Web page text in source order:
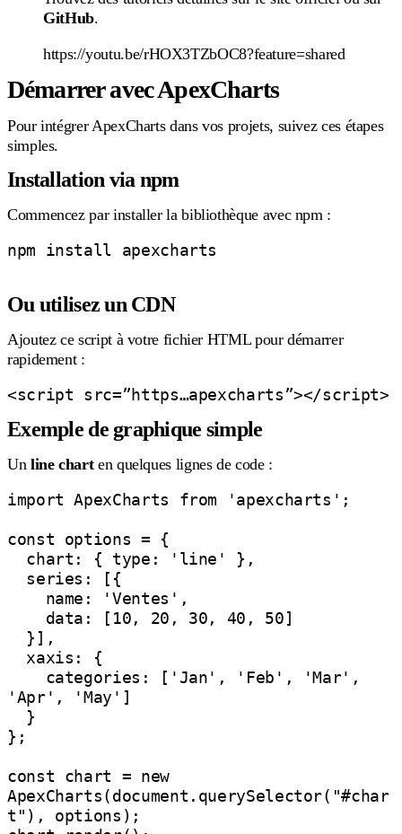
GitHub.
https://youtu.be/rHOX3TZbOC8?feature=shared
Démarrer avec ApexCharts
Pour intégrer ApexCharts dans vos projets, suivez ces étapes
simples.
Installation via npm
Commencez par installer la bibliothèque avec npm :
npm install apexcharts
Ou utilisez un CDN
Ajoutez ce script à votre fichier HTML pour démarrer
rapidement :
Exemple de graphique simple
Un line charten quelques lignes de code :
import ApexCharts from 'apexcharts';
const options = {
'Apr', 'May']
};
const chart = new
ApexCharts(document.querySelector("#char
t"), options);